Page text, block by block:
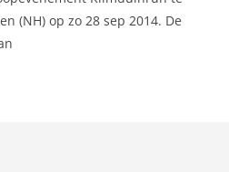
(NH) op zo 28 sep 2014. De